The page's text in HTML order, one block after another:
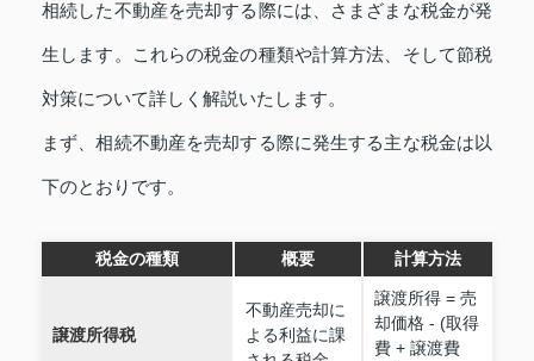
相続した不動産を売却する際には、さまざまな税金が発
生します。これらの税金の種類や計算方法、そして節税
対策について詳しく解説いたします。
まず、相続不動産を売却する際に発生する主な税金は以
下のとおりです。
税金の種類 概要 計算方法
譲渡所得税
不動産売却に
よる利益に課
譲渡所得 = 売
却価格 - (取得
費 + 譲渡費